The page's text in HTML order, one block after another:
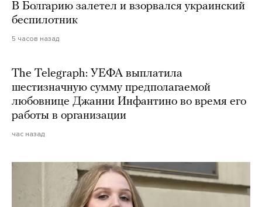
В Болгарию залетел и взорвался украинский
беспилотник
5 часов назад
The Telegraph: УЕФА выплатила
шестизначную сумму предполагаемой
любовнице Джанни Инфантино во время его
работы в организации
час назад